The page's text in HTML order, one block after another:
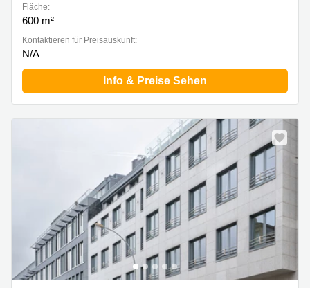
Fläche:
600 m²
Kontaktieren für Preisauskunft:
N/A
Info & Preise Sehen